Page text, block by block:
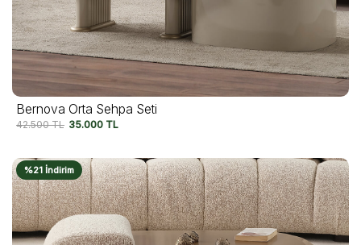
Bernova Orta Sehpa Seti
42.500TL 35.000 TL
%21 İndirim